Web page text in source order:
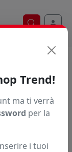
Ricerca
Trend!
ma ti verrà
per la
i tuoi